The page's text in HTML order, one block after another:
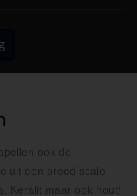
ook de
uit een breed scale
Keralit maar ook hout!